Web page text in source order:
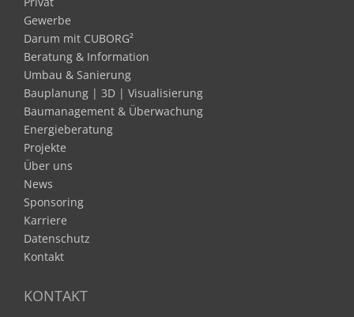
Gewerbe
Darum mit CUBORG²
Beratung & Information
Umbau & Sanierung
Bauplanung | 3D | Visualisierung
Baumanagement & Überwachung
Energieberatung
Projekte
Über uns
News
Sponsoring
Karriere
Datenschutz
Kontakt
KONTAKT